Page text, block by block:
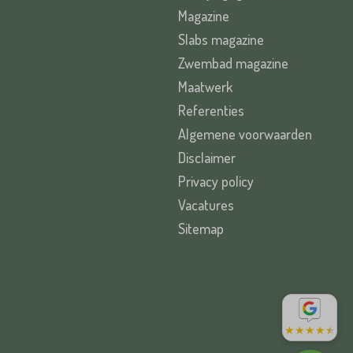
★★★★★
Magazine
Slabs magazine
Zwembad magazine
Maatwerk
Referenties
Algemene voorwaarden
Disclaimer
Privacy policy
Vacatures
Sitemap